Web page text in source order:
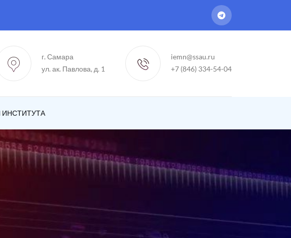
г. Самара
ул. ак. Павлова, д. 1
iemn@ssau.ru
+7 (846) 334-54-04